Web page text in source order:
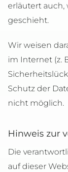
erläutert auch,
geschieht.
Wir weisen
im Internet (z.
Schutz der
nicht möglich.
Hinweis zur
Die
auf dieser